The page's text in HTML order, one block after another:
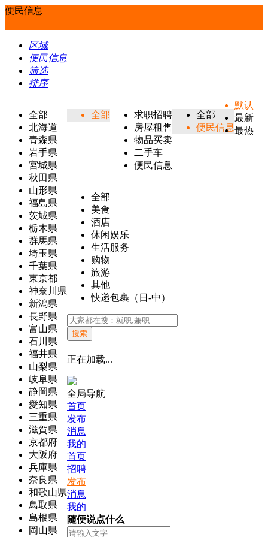
便民信息
区域
便民信息
筛选
排序
全部
北海道
青森県
岩手県
宮城県
秋田県
山形県
福島県
茨城県
栃木県
群馬県
埼玉県
千葉県
東京都
神奈川県
新潟県
長野県
富山県
石川県
福井県
山梨県
岐阜県
静岡県
愛知県
三重県
滋賀県
京都府
大阪府
兵庫県
奈良県
和歌山県
鳥取県
島根県
岡山県
全部
求职招聘
房屋租售
物品买卖
二手车
便民信息
全部
便民信息
全部
美食
酒店
休闲娱乐
生活服务
购物
旅游
其他
快递包裹（日-中）
默认
最新
最热
搜索
正在加载...
全局导航
首页
发布
消息
我的
首页
招聘
发布
消息
我的
随便说点什么